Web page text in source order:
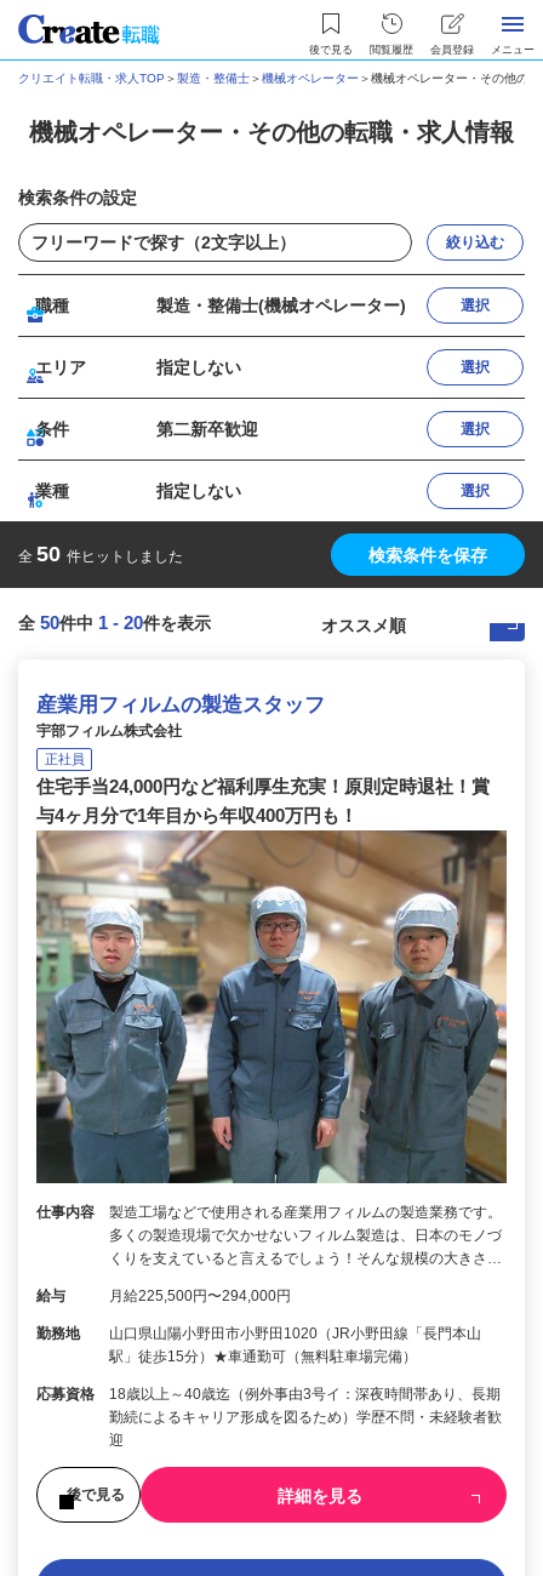
後で見る 閲覧履歴 会員登録 メニュー
クリエイト転職・求人TOP ＞製造・整備士＞機械オペレーター ＞機械オペレーター・その他の
機械オペレーター・その他の転職・求人情報
検索条件の設定
絞り込む
職種 製造・整備士(機械オペレーター) 選択
エリア 指定しない 選択
条件 第二新卒歓迎 選択
業種 指定しない 選択
全 50 件ヒットしました 検索条件を保存
全 50件中 1 - 20件を表示
産業用フィルムの製造スタッフ
宇部フィルム株式会社
正社員
住宅手当24,000円など福利厚生充実！原則定時退社！賞
与4ヶ月分で1年目から年収400万円も！
仕事内容
製造工場などで使用される産業用フィルムの製造業務です。
多くの製造現場で欠かせないフィルム製造は、日本のモノづ
くりを支えていると言えるでしょう！そんな規模の大きさ…
給与 月給225,500円〜294,000円
勤務地
山口県山陽小野田市小野田1020（JR小野田線「長門本山
駅」徒歩15分）★車通勤可（無料駐車場完備）
応募資格
18歳以上～40歳迄（例外事由3号イ：深夜時間帯あり、長期
勤続によるキャリア形成を図るため）学歴不問・未経験者歓
迎
後で見る 詳細を見る